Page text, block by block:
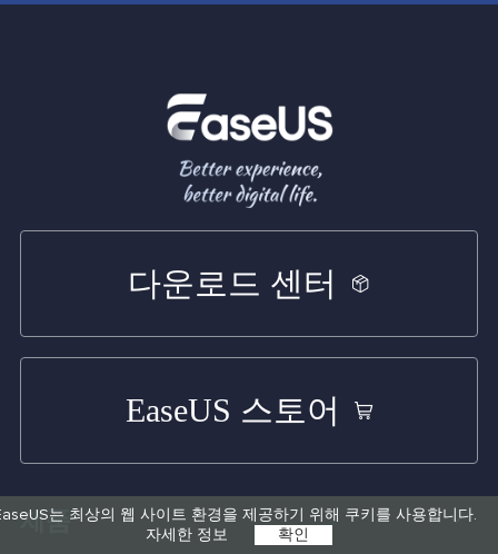
는 최상의 웹 사이트 환경을 제공하기 위해 쿠키를 사용합니다.
자세한 정보
확인
다운로드 센터
EaseUS 스토어
제품